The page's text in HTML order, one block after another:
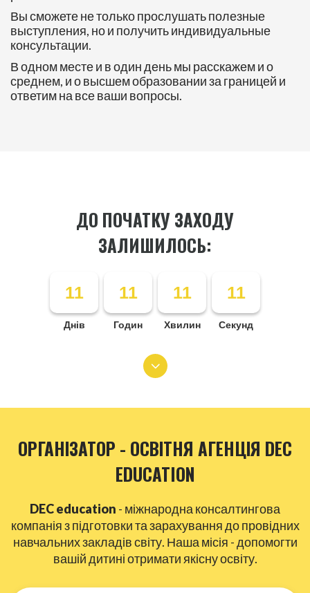
Вы сможете не только прослушать полезные
выступления, но и получить индивидуальные
консультации.
В одном месте и в один день мы расскажем и о
среднем, и о высшем образовании за границей и
ответим на все ваши вопросы.
ДО ПОЧАТКУ ЗАХОДУ
ЗАЛИШИЛОСЬ:
11
Днів
11
Годин
11
Хвилин
11
Секунд
ОРГАНІЗАТОР - ОСВІТНЯ АГЕНЦІЯ DEC
EDUCATION
DEC education - міжнародна консалтингова
компанія з підготовки та зарахування до провідних
навчальних закладів світу. Наша місія - допомогти
вашій дитині отримати якісну освіту.